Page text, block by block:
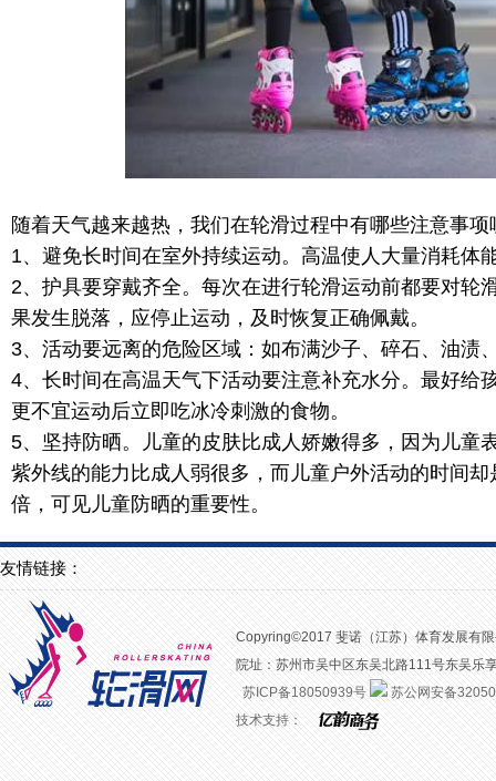
随着天气越来越热，我们在轮滑过程中有哪些注意事项
1、避免长时间在室外持续运动。高温使人大量消耗
2、护具要穿戴齐全。每次在进行轮滑运动前都要对轮
果发生脱落，应停止运动，及时恢复正确佩戴。
3、活动要远离的危险区域：如布满沙子、碎石、油渍
4、长时间在高温天气下活动要注意补充水分。最好给
更不宜运动后立即吃冰冷刺激的食物。
5、坚持防晒。儿童的皮肤比成人娇嫩得多，因为儿童
紫外线的能力比成人弱很多，而儿童户外活动的时间
倍，可见儿童防晒的重要性。
友情链接：
Copyring©2017 斐诺（江苏）体育发展有
院址：苏州市吴中区东吴北路111号东吴
苏ICP备18050939号
苏公网安备
技术支持：